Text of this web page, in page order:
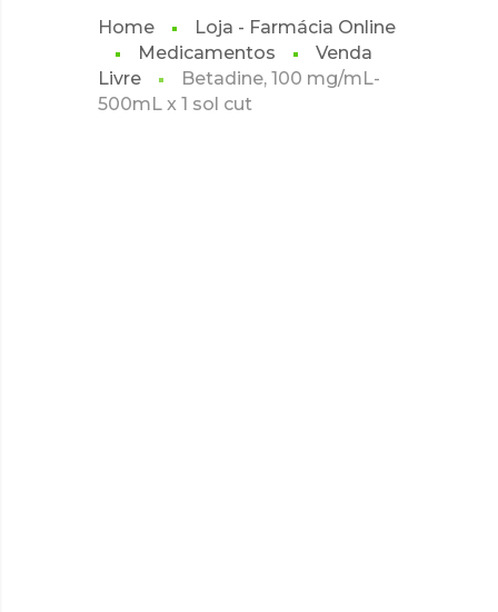
Home
Loja - Farmácia Online
Medicamentos
Venda
Livre
Betadine, 100 mg/mL-
500mL x 1 sol cut